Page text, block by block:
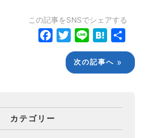
この記事をSNSでシェアする
FacebookTwitterLine Hatena
有
次の記事へ »
カテゴリー